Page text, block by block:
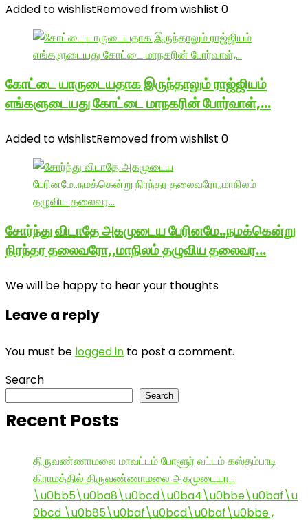
Added to wishlistRemoved from wishlist 0
கோட்டை யாருடையதாக இருந்தாலும் ராஜ்ஜியம்
எங்களுடையது கோட்டை மாநகரின் போர்வாள்,…
Added to wishlistRemoved from wishlist 0
சோர்ந்து விடாதே அகமுடைய பேரினமே..நமக்கென்று
நிரந்தர தலைவரோ,,மாநிலம் தழுவிய தலைவர…
We will be happy to hear your thoughts
Leave a reply
You must be logged in to post a comment.
Search
Search
Recent Posts
திருவண்ணாமலை மாவட்டம் போளூர் வட்டம் கஸ்தம்பாடி
கிராமத்தில் திருவண்ணாமலை அகமுடையா…
\u0bb5\u0ba8\u0bcd\u0ba4\u0bbe\u0baf\u
0bcd \u0b85\u0baf\u0bcd\u0baf\u0bbe ,